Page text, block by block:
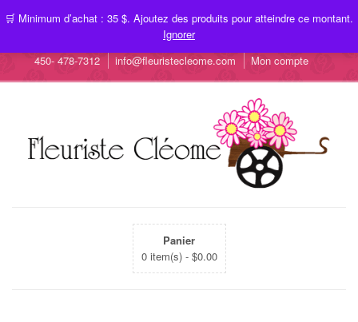
450- 478-7312 info@fleuristecleome.com Mon compte
Panier
0 item(s) - $0.00
🛒 Minimum d’achat : 35 $. Ajoutez des produits pour atteindre ce montant.
Ignorer